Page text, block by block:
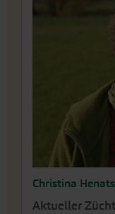
Christina
Aktueller